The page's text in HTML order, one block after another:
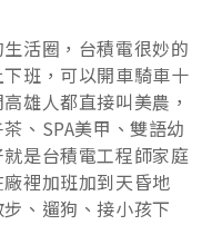
活圈，台積電很妙的
班，可以開車騎車十
雄人都直接叫美農，
、SPA美甲、雙語幼
是台積電工程師家庭
裡加班加到天昏地
、遛狗、接小孩下